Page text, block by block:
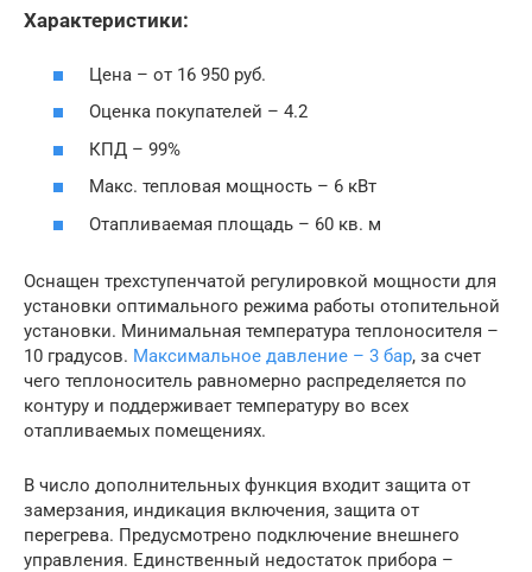
Характеристики:
Цена – от 16 950 руб.
Оценка покупателей – 4.2
КПД – 99%
Макс. тепловая мощность – 6 кВт
Отапливаемая площадь – 60 кв. м
Оснащен трехступенчатой регулировкой мощности для
установки оптимального режима работы отопительной
установки. Минимальная температура теплоносителя –
10 градусов. Максимальное давление – 3 бар, за счет
чего теплоноситель равномерно распределяется по
контуру и поддерживает температуру во всех
отапливаемых помещениях.
В число дополнительных функция входит защита от
замерзания, индикация включения, защита от
перегрева. Предусмотрено подключение внешнего
управления. Единственный недостаток прибора –